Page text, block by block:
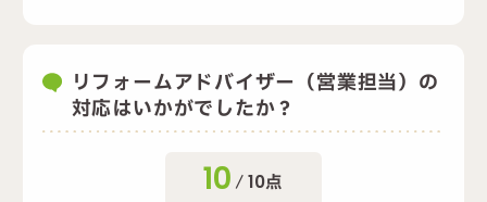
リフォームアドバイザー（営業担当）の
対応はいかがでしたか？
10 /10点